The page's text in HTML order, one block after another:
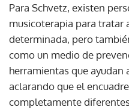
Para Schvetz, existen
musicoterapia para
determinada, pero
como un medio de
herramientas que ayudan
aclarando que el
completamente